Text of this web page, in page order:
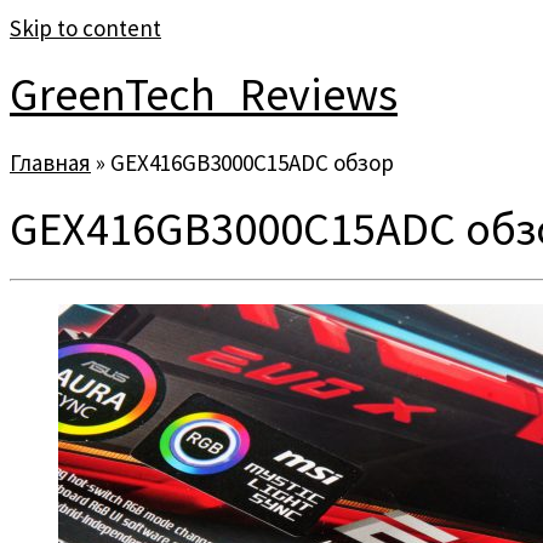
Skip to content
GreenTech_Reviews
Главная » GEX416GB3000C15ADC обзор
GEX416GB3000C15ADC